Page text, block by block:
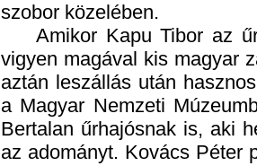
szobor közelében.
Amikor Kapu Tibor az
vigyen magával kis magyar
aztán leszállás után
a Magyar Nemzeti
Bertalan űrhajósnak is, aki
az adományt. Kovács
mert az ötletgazda
űrfa miatt járt egy lobogó.
átadáson: Kovács
társaság elnöke, mint